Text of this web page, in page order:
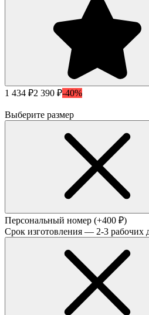
1 434 ₽2 390 ₽-40%
Выберите размер
Персональный номер (+400 ₽)
Срок изготовления — 2-3 рабочих